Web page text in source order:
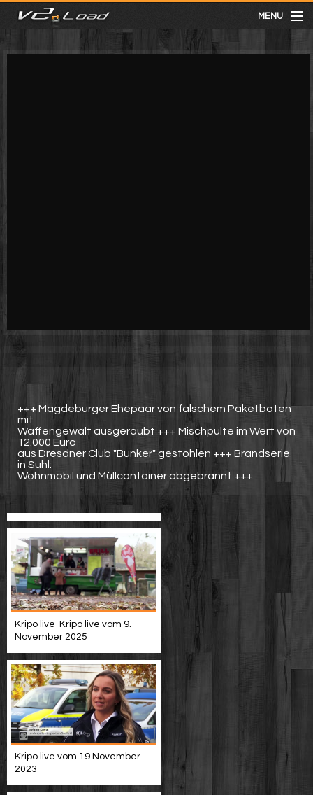
MENU
meist gesehen
+++ Magdeburger Ehepaar von falschem Paketboten
mit
Waffengewalt ausgeraubt +++ Mischpulte im Wert von
12.000 Euro
aus Dresdner Club "Bunker" gestohlen +++ Brandserie
in Suhl:
Wohnmobil und Müllcontainer abgebrannt +++
Kripo live-Kripo live vom 9.
November 2025
Kripo live vom 19.November
2023